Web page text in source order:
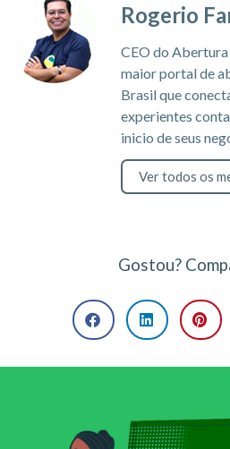
Rogerio
CEO do
maior portal de
Brasil que
experientes
inicio de seus
Ver todos os
Gostou?